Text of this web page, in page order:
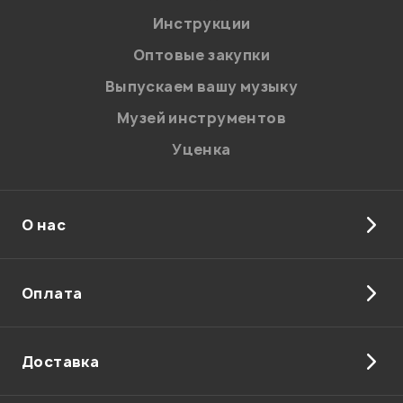
Инструкции
Оптовые закупки
Выпускаем вашу музыку
Музей инструментов
Уценка
О нас
Оплата
Доставка